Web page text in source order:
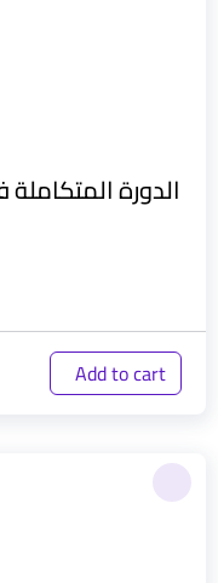
الدورة
Add to cart